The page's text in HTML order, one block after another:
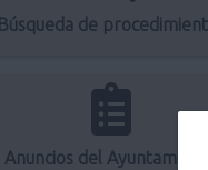
Búsqueda de
Anuncios del Ayuntamiento